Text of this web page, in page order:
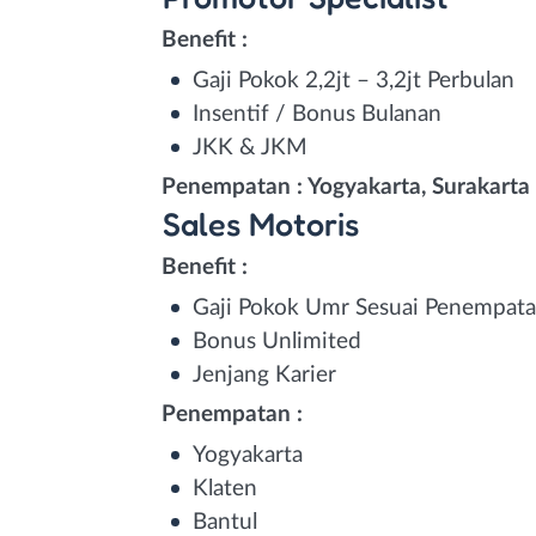
Benefit :
Gaji Pokok 2,2jt – 3,2jt Perbulan
Insentif / Bonus Bulanan
JKK & JKM
Penempatan : Yogyakarta, Surakarta
Sales Motoris
Benefit :
Gaji Pokok Umr Sesuai
Bonus Unlimited
Jenjang Karier
Penempatan :
Yogyakarta
Klaten
Bantul